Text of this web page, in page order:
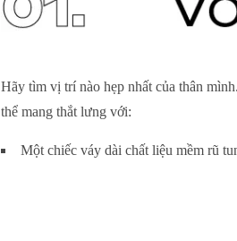
Hãy tìm vị trí nào hẹp nhất của thân
thể mang thắt lưng với:
Một chiếc váy dài chất liệu mềm rũ